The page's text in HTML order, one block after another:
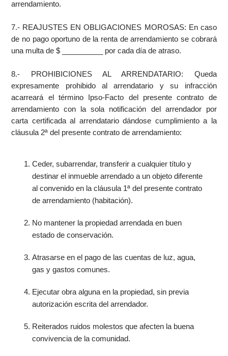
arrendamiento.
7.- REAJUSTES EN OBLIGACIONES MOROSAS: En caso
de no pago oportuno de la renta de arrendamiento se cobrará
una multa de $ __________ por cada día de atraso.
8.- PROHIBICIONES AL ARRENDATARIO: Queda
expresamente prohibido al arrendatario y su infracción
acarreará el término Ipso-Facto del presente contrato de
arrendamiento con la sola notificación del arrendador por
carta certificada al arrendatario dándose cumplimiento a la
cláusula 2ª del presente contrato de arrendamiento:
Ceder, subarrendar, transferir a cualquier título y
destinar el inmueble arrendado a un objeto diferente
al convenido en la cláusula 1ª del presente contrato
de arrendamiento (habitación).
No mantener la propiedad arrendada en buen
estado de conservación.
Atrasarse en el pago de las cuentas de luz, agua,
gas y gastos comunes.
Ejecutar obra alguna en la propiedad, sin previa
autorización escrita del arrendador.
Reiterados ruidos molestos que afecten la buena
convivencia de la comunidad.